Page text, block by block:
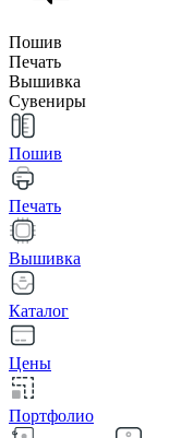
Пошив
Печать
Вышивка
Сувениры
Пошив
Печать
Вышивка
Каталог
Цены
Портфолио